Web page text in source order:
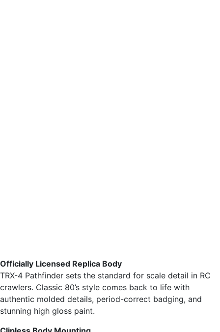
Officially Licensed Replica Body
TRX-4 Pathfinder sets the standard for scale detail in RC
crawlers. Classic 80’s style comes back to life with
authentic molded details, period-correct badging, and
stunning high gloss paint.